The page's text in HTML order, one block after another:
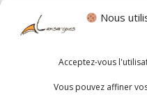
Nous
Acceptez-vous
Vous pouvez affiner
Politique cookies•Mentions